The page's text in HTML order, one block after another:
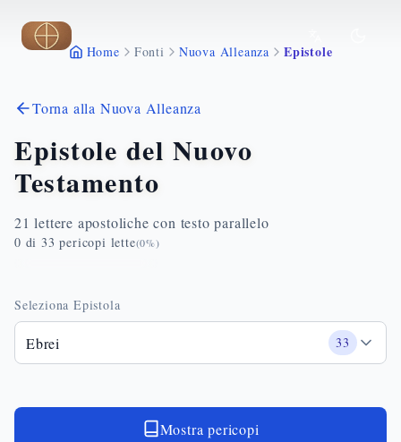
Vai al contenuto principale
Home Fonti Nuova Alleanza Epistole
Torna alla Nuova Alleanza
Epistole del Nuovo
Testamento
21 lettere apostoliche con testo parallelo
0 di 33 pericopi lette(0%)
Seleziona Epistola
Ebrei 33
Mostra pericopi